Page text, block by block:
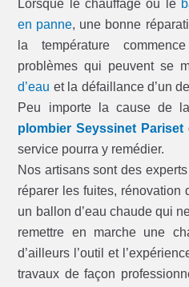
Lorsque le chauffage ou le
en panne, une bonne
la température
problèmes qui peuvent se
d’eau et la défaillance d’un
Peu importe la cause de
plombier Seyssinet Pariset
service pourra y remédier.
Nos artisans sont des
réparer les fuites, rénovation
un ballon d’eau chaude qui
remettre en marche une
d’ailleurs l’outil et
travaux de façon